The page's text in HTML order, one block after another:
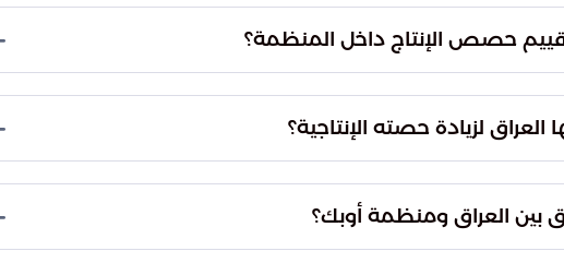
الموقف دور العراق كعنصر استقرار في الاقتصاد العالمي، مما
ومدروس.
في ذلك إلى مبررات فنية وقانونية تتعلق بزيادة قدراته
النفطية.
العقبات التاريخية والأمنية التي منعت الاستغلال الأمثل